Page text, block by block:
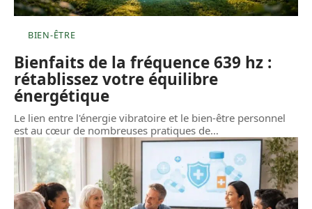
BIEN-ÊTRE
Bienfaits de la fréquence 639 hz :
rétablissez votre équilibre
énergétique
Le lien entre l'énergie vibratoire et le bien-être personnel
est au cœur de nombreuses pratiques de…